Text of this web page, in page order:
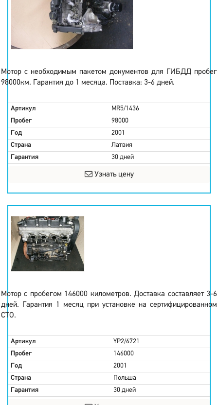
Мотор с необходимым пакетом документов для ГИБДД пробег
98000км. Гарантия до 1 месяца. Поставка: 3-6 дней.
Артикул
MR5/1436
Пробег
98000
Год
2001
Страна
Латвия
Гарантия
30 дней
Узнать цену
Мотор с пробегом 146000 километров. Доставка составляет 3-6
дней. Гарантия 1 месяц при установке на сертифицированном
СТО.
Артикул
YP2/6721
Пробег
146000
Год
2001
Страна
Польша
Гарантия
30 дней